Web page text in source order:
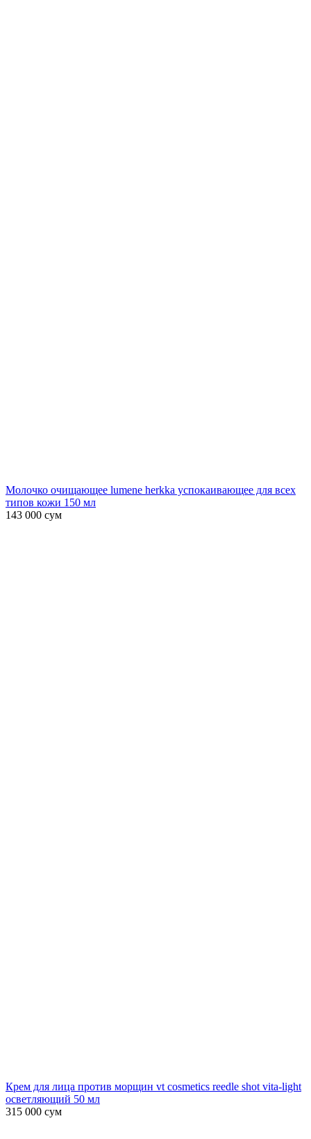
Молочко очищающее lumene herkka успокаивающее для всех
типов кожи 150 мл
143 000 сум
Крем для лица против морщин vt cosmetics reedle shot vita-light
осветляющий 50 мл
315 000 сум